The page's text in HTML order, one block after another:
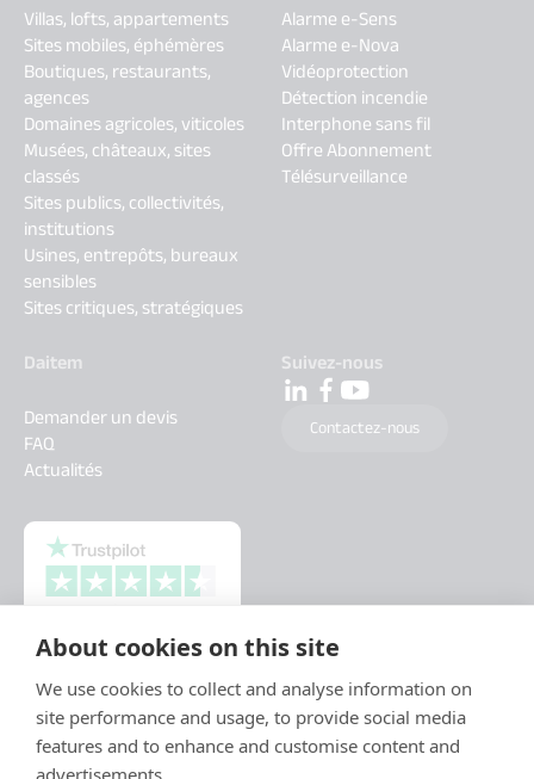
About cookies on this site
We use cookies to collect and analyse information on
site performance and usage, to provide social media
features and to enhance and customise content and
advertisements.
Villas, lofts, appartements
Sites mobiles, éphémères
Boutiques, restaurants,
agences
Domaines agricoles, viticoles
Musées, châteaux, sites
classés
Sites publics, collectivités,
institutions
Usines, entrepôts, bureaux
sensibles
Sites critiques, stratégiques
Alarme e-Sens
Alarme e-Nova
Vidéoprotection
Détection incendie
Interphone sans fil
Offre Abonnement
Télésurveillance
Daitem
Demander un devis
FAQ
Actualités
Suivez-nous
Contactez-nous